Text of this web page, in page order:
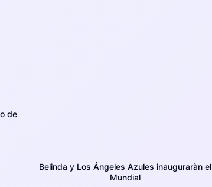
de
Belinda y Los Ángeles Azules inauguraràn el
Mundial